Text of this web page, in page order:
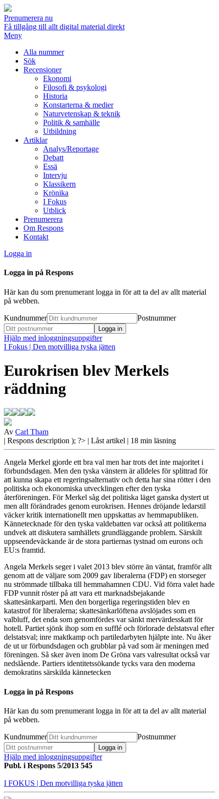
Prenumerera nu
Få tillgång till allt digital material direkt
Meny
Alla nummer
Sök
Recensioner
Ekonomi
Filosofi & psykologi
Historia
Konstarterna & medier
Naturvetenskap & teknik
Politik & samhälle
Utbildning
Artiklar
Analys/Reportage
Debatt
Essä
Intervju
Klassikern
Krönika
I Fokus
Utblick
Prenumerera
Om Respons
Kontakt
Logga in
Logga in på Respons
Här kan du som prenumerant logga in för att ta del av allt material
på webben.
Kundnummer Postnummer
Hjälp med inloggningsuppgifter
I Fokus | Den motvilliga tyska jätten
Eurokrisen blev Merkels
räddning
Av Carl Tham
| Respons description ); ?> | Låst artikel | 18 min läsning
Angela Merkel gjorde ett bra val men har trots det inte majoritet i
förbundsdagen. Men den tyska ­vänstern är alldeles för splittrad för
att kunna skapa ett regeringsalternativ och detta har sina rötter i den
politiska och ekonomiska utvecklingen efter den tyska
återföreningen. För Merkel såg det politiska läget ganska dystert ut
men allt förändrades genom eurokrisen. Hennes dröjande ledarstil
väcker kritik internationellt men uppskattas av hemmapubliken.
Kännetecknade för den tyska valdebatten var också att politikerna
undvek att diskutera samhällets grundläggande problem. Särskilt
uppseendeväckande är de stora partiernas tystnad om eurons och
EU:s framtid.
Angela Merkels segeri valet 2013 blev större än väntat, framför allt
genom att de väljare som 2009 gav liberalerna (FDP) en storseger
nu strömmade tillbaka till hemmahamnen CDU. Vid förra valet hade
FDP vunnit röster på att vara ett marknadsbejakande
skattesänkarparti. Men den borgerliga regeringstiden blev en
katastrof för liberalerna; skattesänkarlöftena avslöjades som en
valbluff, det enda som genomfördes var sänkt mervärdesskatt för
hotell. Partiet sjönk ihop som en sufflé och förlorade delstatsval efter
delstatsval; inre maktkamp och partiledarbyten hjälpte inte. Nu åker
de ut ur förbundsdagen och grubblar på vad som är meningen med
föreningen. Så sker även inom De Gröna vars valresultat också var
nedslående. Partiers identitetssökande tycks vara den moderna
demokratins särskilda kännetecken
Logga in på Respons
Här kan du som prenumerant logga in för att ta del av allt material
på webben.
Kundnummer Postnummer
Hjälp med inloggningsuppgifter
Publ. i Respons 5/2013 545
I FOKUS | Den motvilliga tyska jätten